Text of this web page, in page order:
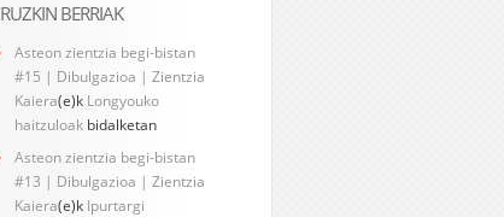
BERRIAK
Asteon zientzia begi-bistan
#15 | Dibulgazioa | Zientzia
Kaiera(e)k Longyouko
haitzuloak bidalketan
Asteon zientzia begi-bistan
#13 | Dibulgazioa | Zientzia
Kaiera(e)k Ipurtargi